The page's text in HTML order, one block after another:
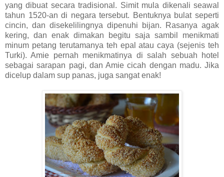
yang dibuat secara tradisional. Simit mula dikenali seawal
tahun 1520-an di negara tersebut. Bentuknya bulat seperti
cincin, dan disekelilingnya dipenuhi bijan. Rasanya agak
kering, dan enak dimakan begitu saja sambil menikmati
minum petang terutamanya teh epal atau caya (sejenis teh
Turki). Amie pernah menikmatinya di salah sebuah hotel
sebagai sarapan pagi, dan Amie cicah dengan madu. Jika
dicelup dalam sup panas, juga sangat enak!